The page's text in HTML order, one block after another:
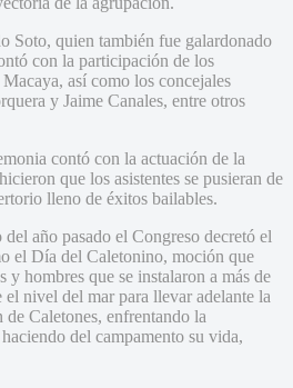
Soto, quien también fue galardonado
con la participación de los
así como los concejales
y Jaime Canales, entre otros
contó con la actuación de la
que los asistentes se pusieran de
lleno de éxitos bailables.
año pasado el Congreso decretó el
el Día del Caletonino, moción que
y hombres que se instalaron a más de
el nivel del mar para llevar adelante la
Caletones, enfrentando la
del campamento su vida,